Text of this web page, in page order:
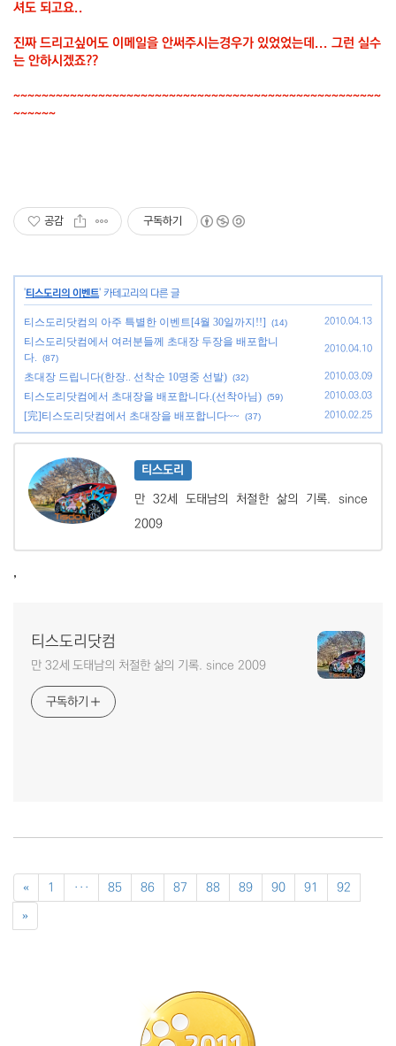
셔도 되고요..
진짜 드리고싶어도 이메일을 안써주시는경우가 있었었는데... 그런 실수
는 안하시겠죠??
~~~~~~~~~~~~~~~~~~~~~~~~~~~~~~~~~~~~~~~~~~~~~~~~~~~~
~~~~~~
공감 구독하기
'티스도리의 이벤트' 카테고리의 다른 글
티스도리닷컴의 아주 특별한 이벤트[4월 30일까지!!] (14) 2010.04.13
티스도리닷컴에서 여러분들께 초대장 두장을 배포합니
다.
(87)
2010.04.10
초대장 드립니다(한장.. 선착순 10명중 선발) (32) 2010.03.09
티스도리닷컴에서 초대장을 배포합니다.(선착아님) (59) 2010.03.03
[完]티스도리닷컴에서 초대장을 배포합니다~~ (37) 2010.02.25
티스도리
만 32세 도태남의 처절한 삶의 기록. since
2009
,
티스도리닷컴
만 32세 도태남의 처절한 삶의 기록. since 2009
구독하기
« 1 ··· 85 86 87 88 89 90 91
92
»